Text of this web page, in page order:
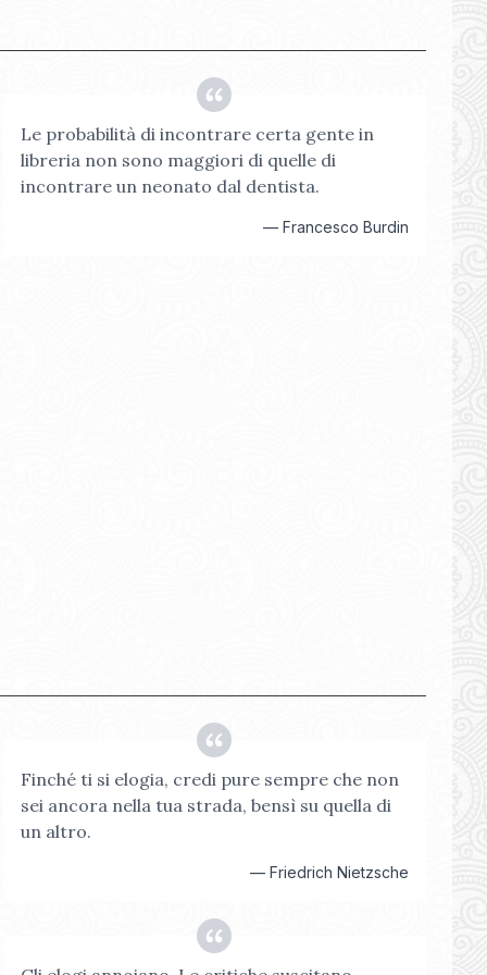
Le probabilità di incontrare certa gente in
libreria non sono maggiori di quelle di
incontrare un neonato dal dentista.
— Francesco Burdin
Finché ti si elogia, credi pure sempre che non
sei ancora nella tua strada, bensì su quella di
un altro.
— Friedrich Nietzsche